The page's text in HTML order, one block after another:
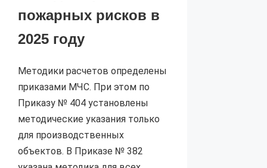
пожарных рисков в
2025 году
Методики расчетов определены
приказами МЧС. При этом по
Приказу № 404 установлены
методические указания только
для производственных
объектов. В Приказе № 382